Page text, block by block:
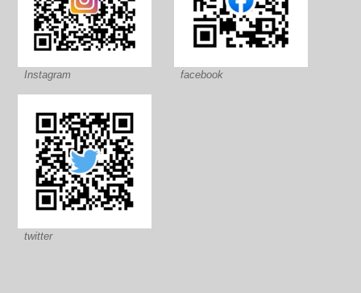
Instagram facebook
twitter